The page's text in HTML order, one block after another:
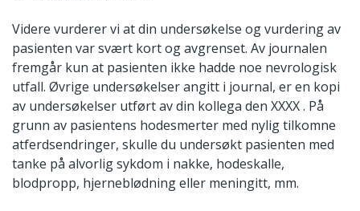
Videre vurderer vi at din undersøkelse og vurdering av
pasienten var svært kort og avgrenset. Av journalen
fremgår kun at pasienten ikke hadde noe nevrologisk
utfall. Øvrige undersøkelser angitt i journal, er en kopi
av undersøkelser utført av din kollega den XXXX . På
grunn av pasientens hodesmerter med nylig tilkomne
atferd­sendringer, skulle du undersøkt pasienten med
tanke på alvorlig sykdom i nakke, hodeskalle,
blodpropp, hjerneblødning eller meningitt, mm.